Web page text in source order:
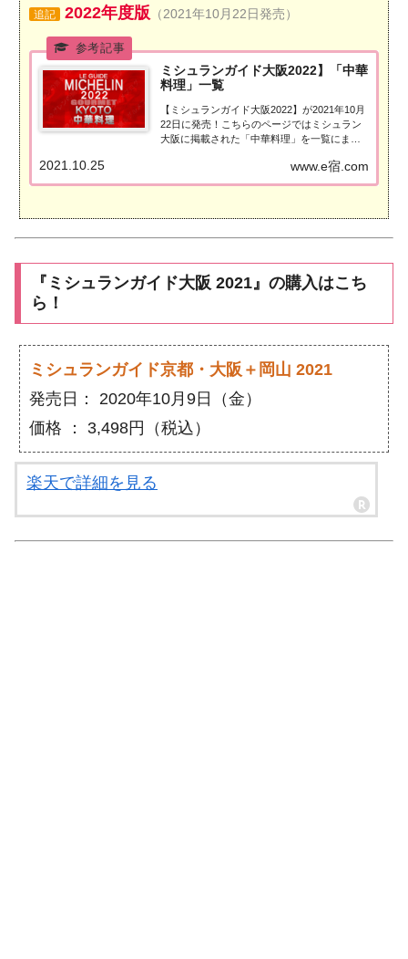
追記 2022年度版 （2021年10月22日発売）
ミシュランガイド大阪2022】「中華
料理」一覧
【ミシュランガイド大阪2022】が2021年10月
22日に発売！こちらのページではミシュラン
大阪に掲載された「中華料理」を一覧にまと
「ミシュランガイド大阪2022」に掲載された
中華料理のお店は9店（3つ星0店、2つ星0店、
www.e宿.com
2021.10.25
『ミシュランガイド大阪 2021』の購入はこち
ら！
ミシュランガイド京都・大阪＋岡山 2021
発売日： 2020年10月9日（金）
価格 ： 3,498円（税込）
楽天で詳細を見る